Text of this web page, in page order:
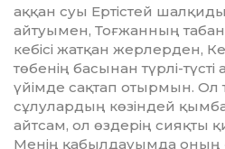
аққан суы Ертістей
айтуымен, Тоғжанның
кебісі жатқан жерлерден,
төбенің басы­нан түрлі-түсті
үйімде сақтап отырмын. Ол
сұлулардың көзіндей
айтсам, ол өздерің сияқты
Менің қабыл­дауымда оның